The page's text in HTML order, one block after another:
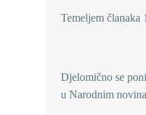
Temeljem članaka
Djelomično se
u Narodnim